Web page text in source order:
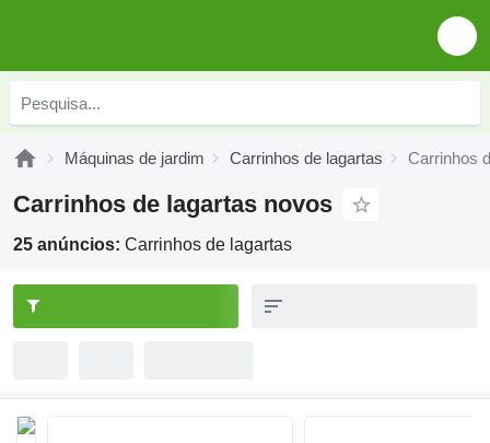
Máquinas de jardim Carrinhos de lagartas Carrinhos
Carrinhos de lagartas novos
25 anúncios: Carrinhos de lagartas